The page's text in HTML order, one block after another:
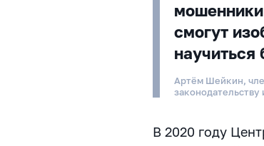
мошенники
смогут
научиться
Артём Шейкин,
законодательству
В 2020 году